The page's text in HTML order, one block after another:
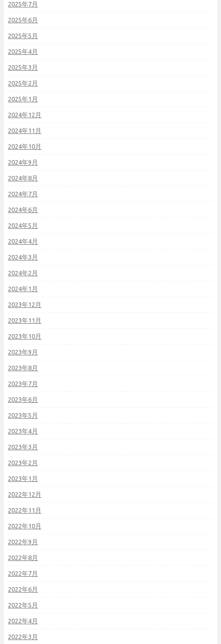
2025年7月
2025年6月
2025年5月
2025年4月
2025年3月
2025年2月
2025年1月
2024年12月
2024年11月
2024年10月
2024年9月
2024年8月
2024年7月
2024年6月
2024年5月
2024年4月
2024年3月
2024年2月
2024年1月
2023年12月
2023年11月
2023年10月
2023年9月
2023年8月
2023年7月
2023年6月
2023年5月
2023年4月
2023年3月
2023年2月
2023年1月
2022年12月
2022年11月
2022年10月
2022年9月
2022年8月
2022年7月
2022年6月
2022年5月
2022年4月
2022年3月